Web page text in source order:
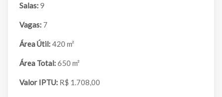
Salas: 9
Vagas: 7
Área Útil: 420 m²
Área Total: 650 m²
Valor IPTU: R$ 1.708,00